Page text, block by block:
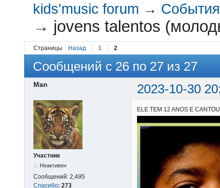
kids'music forum →
→ jovens talentos
Страницы Назад 1 2
Сообщений с 26 по 27 из 27
Man 2023-10-30
Участник
Неактивен
Сообщений: 2,495
Спасибо: 273
ELE TEM 12 ANOS E